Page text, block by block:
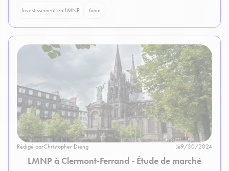
Investissement en LMNP 6min
Rédigé parChristopher Dieng Le9/30/2024
LMNP à Clermont-Ferrand - Étude de marché